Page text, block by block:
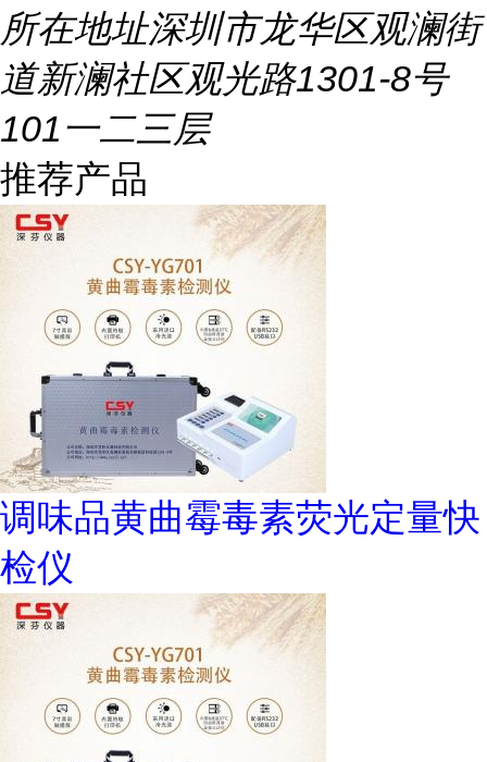
所在地址深圳市龙华区观澜街
道新澜社区观光路1301-8号
101一二三层
推荐产品
调味品黄曲霉毒素荧光定量快
检仪